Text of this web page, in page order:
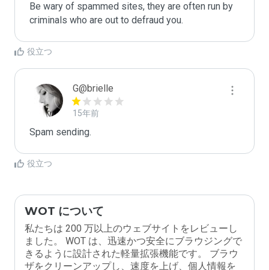
Be wary of spammed sites, they are often run by
criminals who are out to defraud you.
役立つ
G@brielle
15年前
Spam sending.
役立つ
WOT について
私たちは 200 万以上のウェブサイトをレビューし
ました。 WOT は、迅速かつ安全にブラウジングで
きるように設計された軽量拡張機能です。 ブラウ
ザをクリーンアップし、速度を上げ、個人情報を